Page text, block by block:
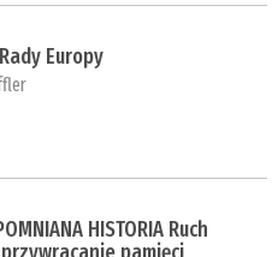
Europy
HISTORIA Ruch